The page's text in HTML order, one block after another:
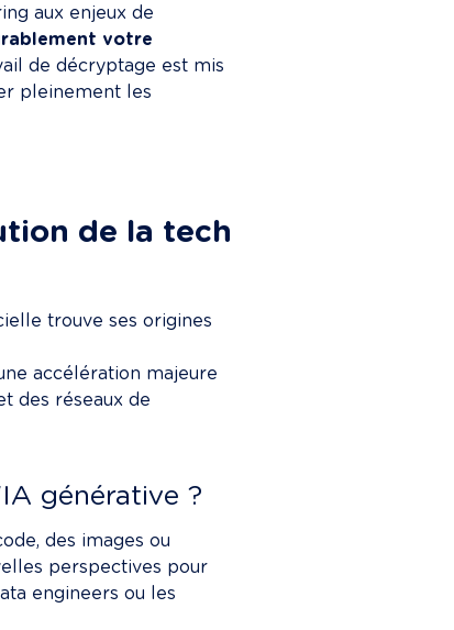
aux enjeux de
votre
de décryptage est mis
pleinement les
de la tech
trouve ses origines
accélération majeure
des réseaux de
générative ?
des images ou
perspectives pour
engineers ou les